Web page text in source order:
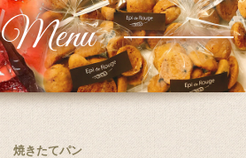
Menu
焼きたてパン